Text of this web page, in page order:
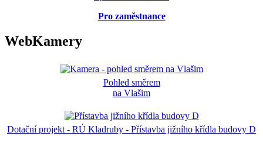
Pro zaměstnance
WebKamery
Pohled směrem
na Vlašim
Dotační projekt - RÚ Kladruby - Přístavba jižního křídla budovy D